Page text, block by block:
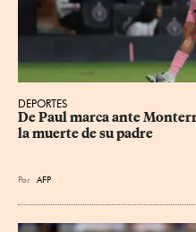
DEPORTES
De Paul marca ante
la muerte de su padre
Por AFP